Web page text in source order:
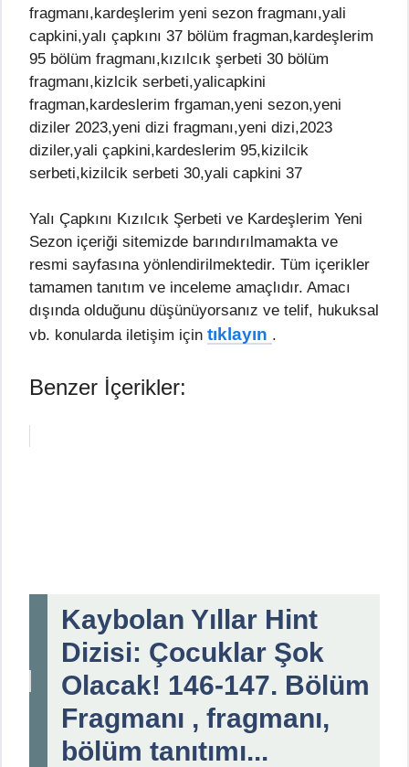
fragmanı,kardeşlerim yeni sezon fragmanı,yali
capkini,yalı çapkını 37 bölüm fragman,kardeşlerim
95 bölüm fragmanı,kızılcık şerbeti 30 bölüm
fragmanı,kizlcik serbeti,yalicapkini
fragman,kardeslerim frgaman,yeni sezon,yeni
diziler 2023,yeni dizi fragmanı,yeni dizi,2023
diziler,yali çapkini,kardeslerim 95,kizilcik
serbeti,kizilcik serbeti 30,yali capkini 37
Yalı Çapkını Kızılcık Şerbeti ve Kardeşlerim Yeni
Sezon içeriği sitemizde barındırılmamakta ve
resmi sayfasına yönlendirilmektedir. Tüm içerikler
tamamen tanıtım ve inceleme amaçlıdır. Amacı
dışında olduğunu düşünüyorsanız ve telif, hukuksal
vb. konularda iletişim için tıklayın .
Benzer İçerikler:
Kaybolan Yıllar Hint
Dizisi: Çocuklar Şok
Olacak! 146-147. Bölüm
Fragmanı , fragmanı,
bölüm tanıtımı...